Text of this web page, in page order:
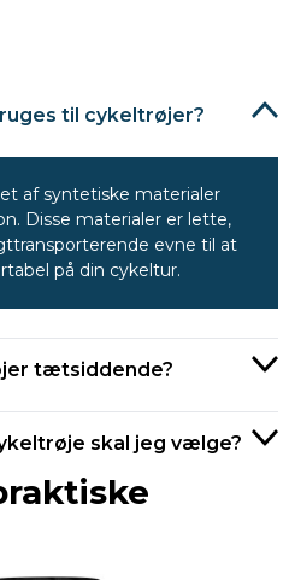
til cykeltrøjer?
af syntetiske materialer
Disse materialer er lette,
evne til at
på din cykeltur.
tætsiddende?
skal jeg vælge?